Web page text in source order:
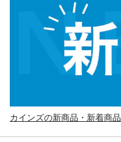
カインズの新商品・新着商品